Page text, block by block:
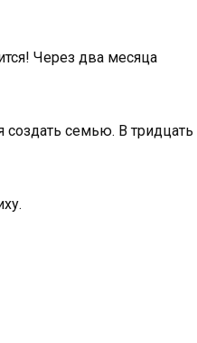
Через два месяца
семью. В тридцать